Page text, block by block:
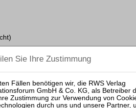
für größeren Personenkreis in
und Insolvenzeröffnungsverfahren)